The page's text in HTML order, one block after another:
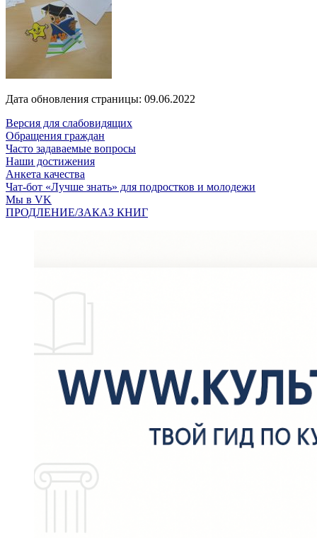
Дата обновления страницы: 09.06.2022
Версия для слабовидящих
Обращения граждан
Часто задаваемые вопросы
Наши достижения
Анкета качества
Чат-бот «Лучше знать» для подростков и молодежи
Мы в VK
ПРОДЛЕНИЕ/ЗАКАЗ КНИГ